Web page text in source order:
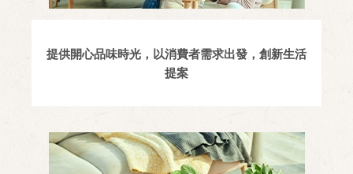
提供開心品味時光，以消費者需求出發，創新生活
提案